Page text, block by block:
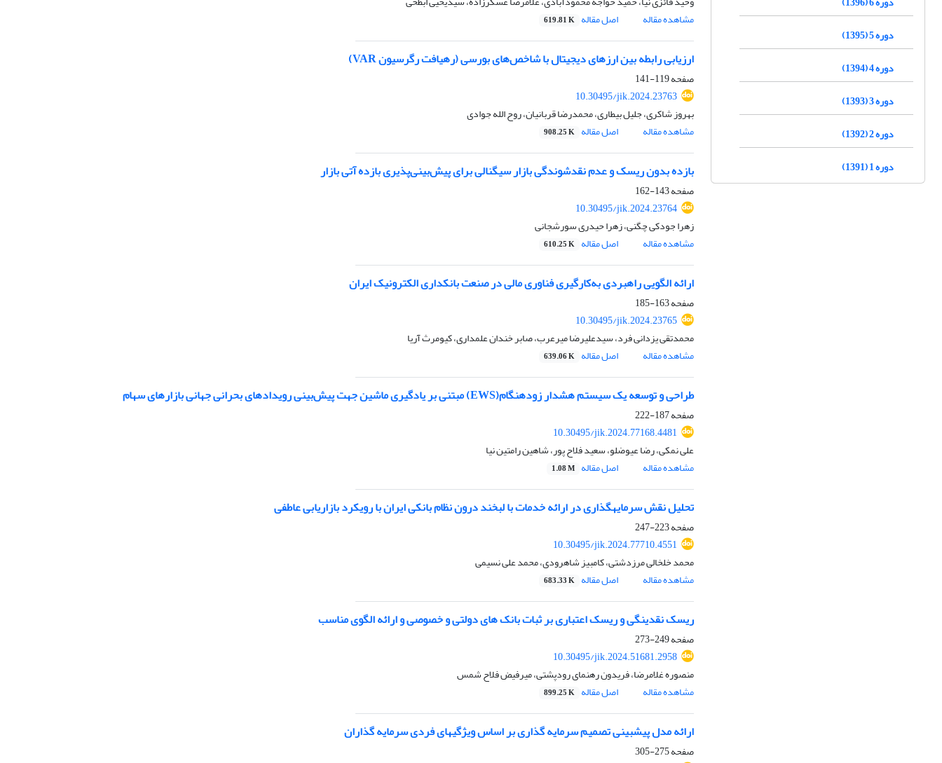
مشاهده مقاله
اصل مقاله 619.81 K
ارزیابی رابطه بین ارزهای دیجیتال با شاخص‌های بورسی (رهیافت رگرسیون VAR)
صفحه119-141
10.30495/jik.2024.23763
بهروز شاکری، جلیل بیطاری، محمدرضا قربانیان، روح الله جوادی
مشاهده مقاله
اصل مقاله 908.25 K
بازده بدون ریسک و عدم نقدشوندگی بازار سیگنالی برای پیش‌بینی‌پذیری بازده آتی بازار
صفحه143-162
10.30495/jik.2024.23764
زهرا جودکی چگنی، زهرا حیدری سورشجانی
مشاهده مقاله
اصل مقاله 610.25 K
ارائه الگویی راهبردی به‌کارگیری فناوری مالی در صنعت بانکداری الکترونیک ایران
صفحه163-185
10.30495/jik.2024.23765
محمدتقی یزدانی فرد، سیدعلیرضا میرعرب، صابر خندان علمداری، کیومرث آریا
مشاهده مقاله
اصل مقاله 639.06 K
طراحی و توسعه یک سیستم هشدار زودهنگام(EWS) مبتنی بر یادگیری ماشین جهت پیش‌بینی رویدادهای بحرانی جهانی بازارهای سهام
صفحه187-222
10.30495/jik.2024.77168.4481
علی نمکی، رضا عیوضلو، سعید فلاح پور، شاهین رامتین نیا
مشاهده مقاله
اصل مقاله 1.08 M
تحلیل نقش سرمایهگذاری در ارائه خدمات با لبخند درون نظام بانکی ایران با رویکرد بازاریابی عاطفی
صفحه223-247
10.30495/jik.2024.77710.4551
محمد خلخالی مرزدشتی، کامبیز شاهرودی، محمد علی نسیمی
مشاهده مقاله
اصل مقاله 683.33 K
ریسک نقدینگی و ریسک اعتباری بر ثبات بانک های دولتی و خصوصی و ارائه الگوی مناسب
صفحه249-273
10.30495/jik.2024.51681.2958
منصوره غلامرضا، فریدون رهنمای رودپشتی، میرفیض فلاح شمس
مشاهده مقاله
اصل مقاله 899.25 K
ارائه مدل پیش‏بینی تصمیم سرمایه‏ گذاری بر اساس ویژگی‏های فردی سرمایه ‏گذاران
صفحه275-305
دوره 5 (1395)
دوره 4 (1394)
دوره 3 (1393)
دوره 2 (1392)
دوره 1 (1391)